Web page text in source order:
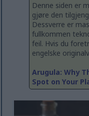
Denne siden er
gjøre den
Dessverre er
fullkommen
feil. Hvis du
engelske
Arugula: Why
Spot on Your